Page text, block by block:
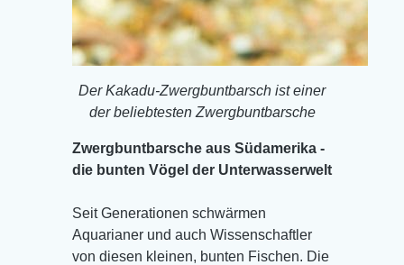
Der Kakadu-Zwergbuntbarsch ist einer
der beliebtesten Zwergbuntbarsche
Zwergbuntbarsche aus Südamerika -
die bunten Vögel der Unterwasserwelt
Seit Generationen schwärmen
Aquarianer und auch Wissenschaftler
von diesen kleinen, bunten Fischen. Die